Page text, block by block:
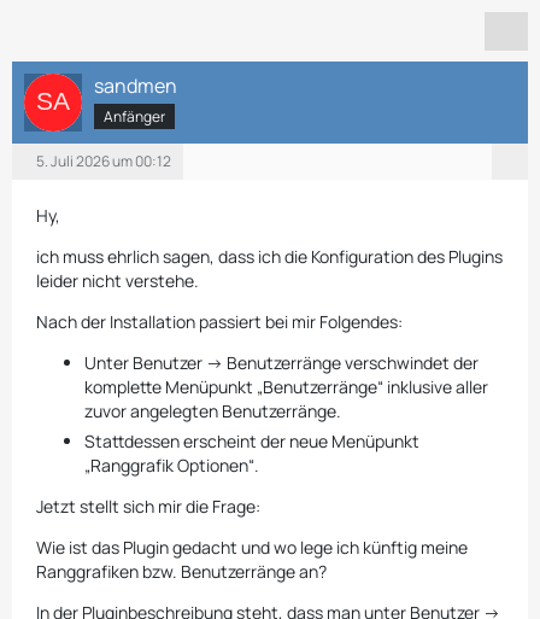
sandmen
Anfänger
5. Juli 2026 um 00:12
Hy,
ich muss ehrlich sagen, dass ich die Konfiguration des Plugins
leider nicht verstehe.
Nach der Installation passiert bei mir Folgendes:
Unter Benutzer → Benutzerränge verschwindet der
komplette Menüpunkt „Benutzerränge“ inklusive aller
zuvor angelegten Benutzerränge.
Stattdessen erscheint der neue Menüpunkt
„Ranggrafik Optionen“.
Jetzt stellt sich mir die Frage:
Wie ist das Plugin gedacht und wo lege ich künftig meine
Ranggrafiken bzw. Benutzerränge an?
In der Pluginbeschreibung steht, dass man unter Benutzer →